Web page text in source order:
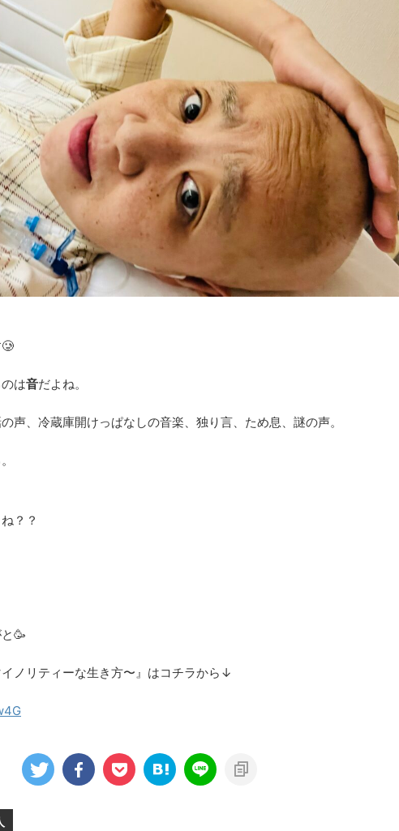
は音だよね。
声、冷蔵庫開けっぱなしの音楽、独り言、ため息、謎の声。
？？
🥳
ノリティーな生き方〜』はコチラから↓